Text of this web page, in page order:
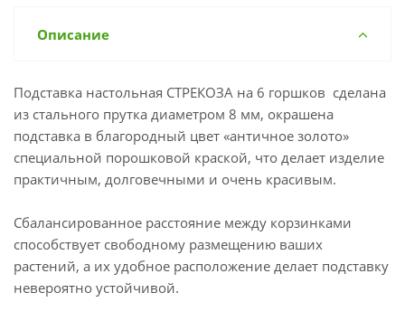
Описание
Подставка настольная СТРЕКОЗА на 6 горшков сделана
из стального прутка диаметром 8 мм, окрашена
подставка в благородный цвет «античное золото»
специальной порошковой краской, что делает изделие
практичным, долговечными и очень красивым.
Сбалансированное расстояние между корзинками
способствует свободному размещению ваших
растений, а их удобное расположение делает подставку
невероятно устойчивой.